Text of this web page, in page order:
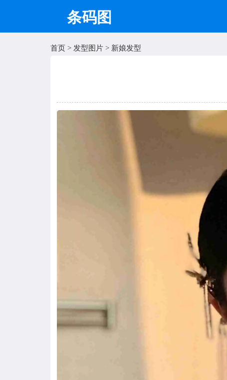
条码图
首页> 发型图片> 新娘发型